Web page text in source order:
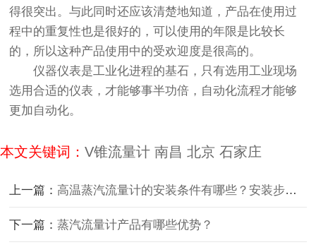
得很突出。与此同时还应该清楚地知道，产品在使用过
程中的重复性也是很好的，可以使用的年限是比较长
的，所以这种产品使用中的受欢迎度是很高的。
仪器仪表是工业化进程的基石，只有选用工业现场
选用合适的仪表，才能够事半功倍，自动化流程才能够
更加自动化。
本文关键词： V锥流量计 南昌 北京 石家庄
上一篇：高温蒸汽流量计的安装条件有哪些？安装步骤是什么？
下一篇：蒸汽流量计产品有哪些优势？